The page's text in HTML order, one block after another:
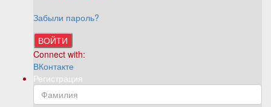
Забыли пароль?
ВОЙТИ
Connect with:
ВКонтакте
Регистрация